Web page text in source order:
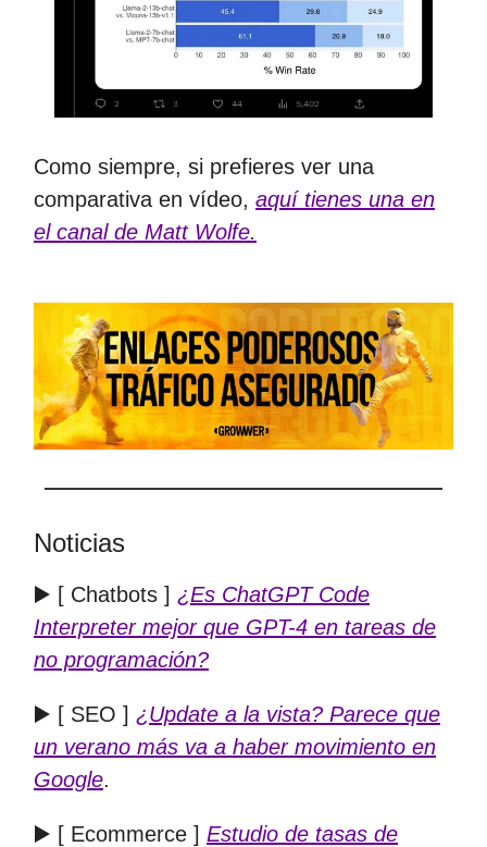
Como siempre, si prefieres ver una
comparativa en vídeo, aquí tienes una en
el canal de Matt Wolfe.
Noticias
▶️ [ Chatbots ] ¿Es ChatGPT Code
Interpreter mejor que GPT-4 en tareas de
no programación?
▶️ [ SEO ] ¿Update a la vista? Parece que
un verano más va a haber movimiento en
Google.
▶️ [ Ecommerce ] Estudio de tasas de